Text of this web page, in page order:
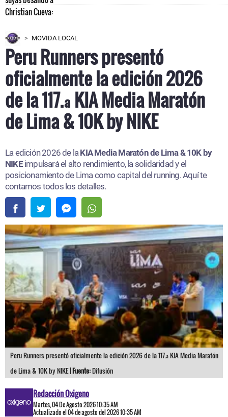
MOVIDA LOCAL
Peru Runners presentó
oficialmente la edición 2026
de la 117.ª KIA Media Maratón
de Lima & 10K by NIKE
La edición 2026 de la KIA Media Maratón de Lima & 10K by
NIKEimpulsará el alto rendimiento, la solidaridad y el
posicionamiento de Lima como capital del running. Aquí te
contamos todos los detalles.
Peru Runners presentó oficialmente la edición 2026 de la 117.ª KIA Media Maratón
de Lima & 10K by NIKE |Fuente:Difusión
Redacción Oxigeno
Martes, 04 De Agosto 2026 10:35 AM
Actualizado el 04 de agosto del 2026 10:35 AM